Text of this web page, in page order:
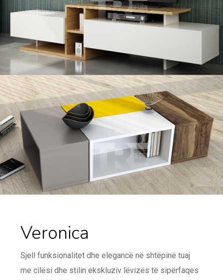
Veronica
Sjell funksionalitet dhe elegancë në shtëpinë tuaj
me cilësi dhe stilin ekskluziv lëvizës të sipërfaqes